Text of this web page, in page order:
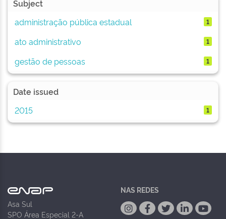
Subject
administração pública estadual
1
ato administrativo 1
gestão de pessoas 1
Date issued
2015
1
Asa Sul
SPO Área Especial 2-A
NAS REDES